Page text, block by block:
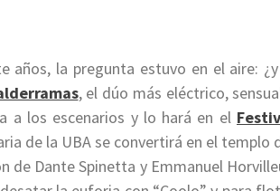
años, la pregunta estuvo en el aire:
, el dúo más eléctrico,
a los escenarios y lo hará en el
de la UBA se convertirá en el templo
de Dante Spinetta y Emmanuel